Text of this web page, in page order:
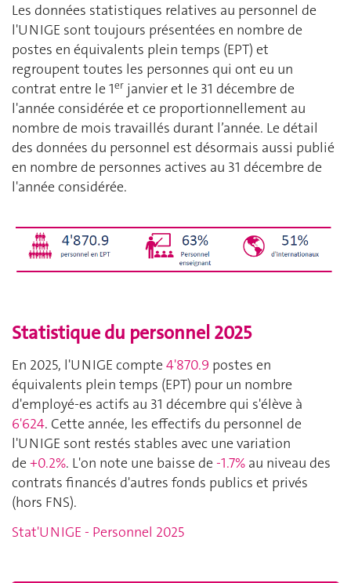
Les données statistiques relatives au personnel de
l'UNIGE sont toujours présentées en nombre de
postes en équivalents plein temps (EPT) et
regroupent toutes les personnes qui ont eu un
contrat entre le 1er janvier et le 31 décembre de
l'année considérée et ce proportionnellement au
nombre de mois travaillés durant l’année. Le détail
des données du personnel est désormais aussi publié
en nombre de personnes actives au 31 décembre de
l'année considérée.
Statistique du personnel 2025
En 2025, l'UNIGE compte4'870.9 postes en
équivalents plein temps (EPT) pour un nombre
d'employé-es actifs au 31 décembre qui s'élève à
6'624. Cette année, les effectifs du personnel de
l'UNIGE sont restés stables avec une variation
de+0.2%. L'on note une baisse de-1.7% au niveau des
contrats financés d'autres fonds publics et privés
(hors FNS).
Stat'UNIGE - Personnel 2025